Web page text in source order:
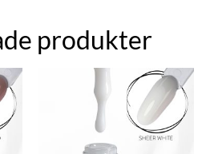
produkter